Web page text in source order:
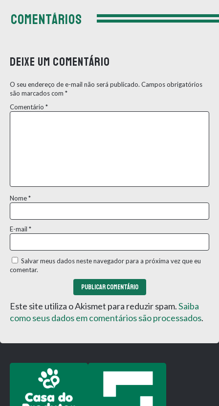
COMENTÁRIOS
Deixe um comentário
O seu endereço de e-mail não será publicado. Campos obrigatórios
são marcados com *
Comentário *
Nome*
E-mail *
Salvar meus dados neste navegador para a próxima vez que eu
comentar.
Este site utiliza o Akismet para reduzir spam.Saiba
como seus dados em comentários são processados.